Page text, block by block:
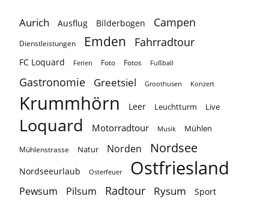
Aurich Ausflug Bilderbogen Campen
Dienstleistungen Emden Fahrradtour
FC Loquard Ferien Foto Fotos Fußball
Gastronomie Greetsiel Groothusen Konzert
Krummhörn Leer Leuchtturm Live
Loquard Motorradtour Musik Mühlen
Mühlenstrasse Natur Norden Nordsee
Nordseeurlaub Osterfeuer Ostfriesland
Pewsum Pilsum Radtour Rysum Sport